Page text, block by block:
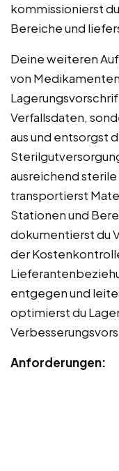
kommissionierst
Bereiche und
Deine weiteren
von
Verfallsdaten,
aus und entsorgst
ausreichend
transportierst
Stationen und
dokumentierst du
der
entgegen und
optimierst du
Anforderungen: